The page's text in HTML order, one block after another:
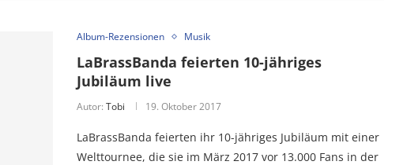
Album-Rezensionen Musik
LaBrassBanda feierten 10-jähriges
Jubiläum live
Autor: Tobi 19. Oktober 2017
LaBrassBanda feierten ihr 10-jähriges Jubiläum mit einer
Welttournee, die sie im März 2017 vor 13.000 Fans in der